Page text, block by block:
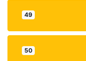
49
50